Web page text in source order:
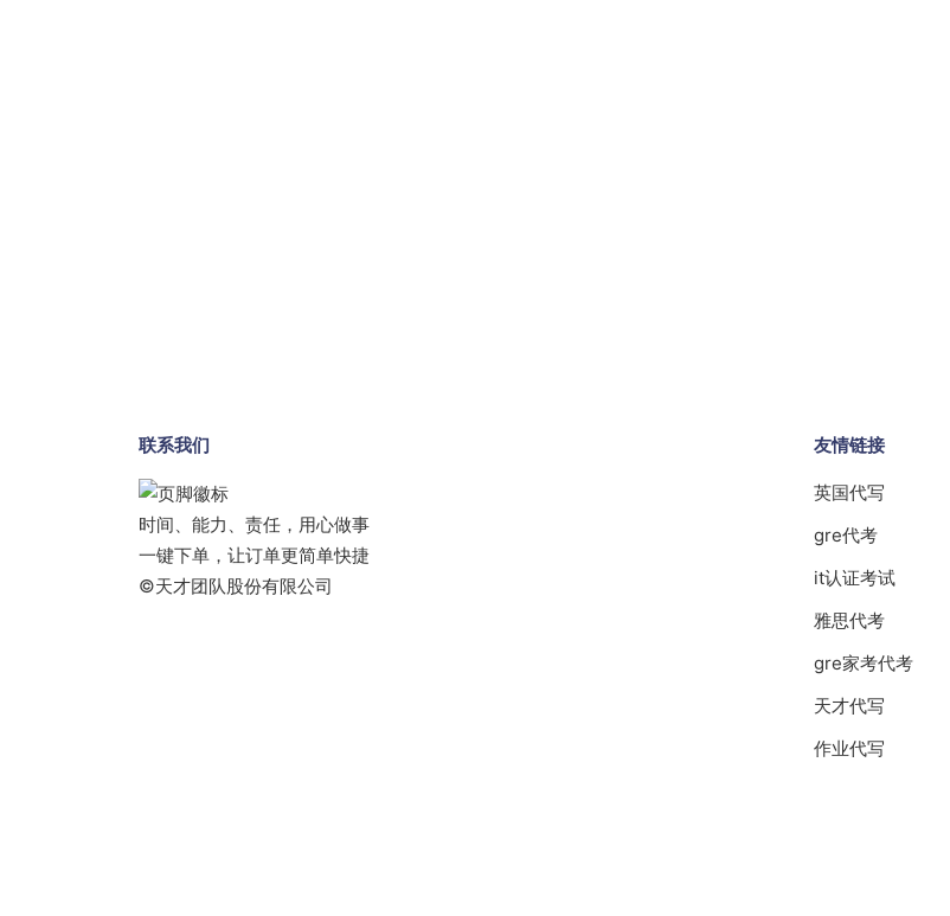
联系我们
时间、能力、责任，用心做事
一键下单，让订单更简单快捷
©天才团队股份有限公司
友情链接
英国代写
gre代考
it认证考试
雅思代考
gre家考代考
天才代写
作业代写